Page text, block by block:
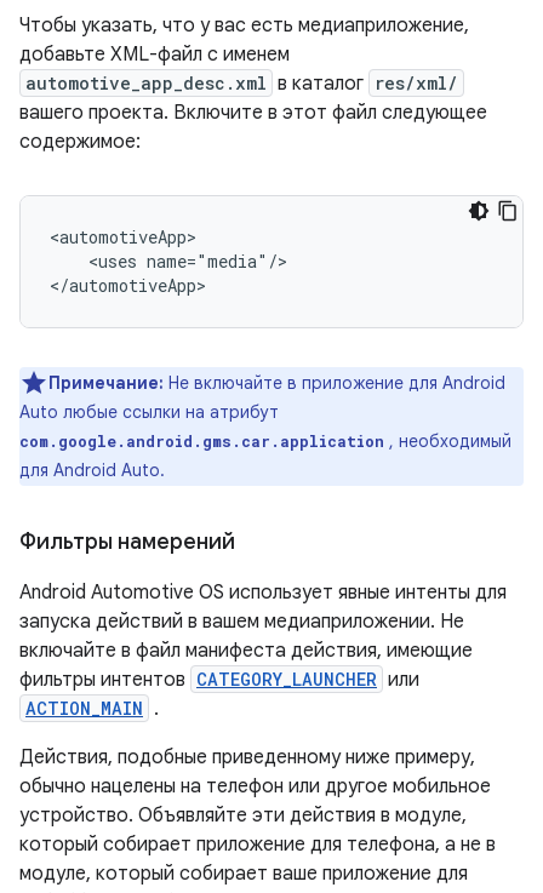
Чтобы указать, что у вас есть медиаприложение,
добавьте XML-файл с именем
automotive_app_desc.xml в каталог res/xml/
вашего проекта. Включите в этот файл следующее
содержимое:
<uses name="media"/>
Примечание: Не включайте в приложение для Android
Auto любые ссылки на атрибут
com.google.android.gms.car.application , необходимый
для Android Auto.
Фильтры намерений
Android Automotive OS использует явные интенты для
запуска действий в вашем медиаприложении. Не
включайте в файл манифеста действия, имеющие
фильтры интентов CATEGORY_LAUNCHER или
ACTION_MAIN .
Действия, подобные приведенному ниже примеру,
обычно нацелены на телефон или другое мобильное
устройство. Объявляйте эти действия в модуле,
который собирает приложение для телефона, а не в
модуле, который собирает ваше приложение для